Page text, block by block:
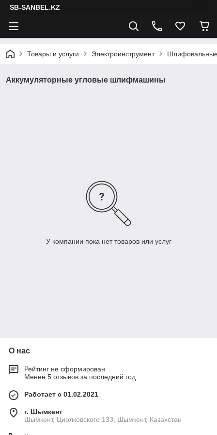
SB-SANBEL.KZ
Товары и услуги Электроинструмент
Аккумуляторные угловые шлифмашины
У компании пока нет товаров или услуг
О нас
Рейтинг не сформирован
Менее 5 отзывов за последний год
Работает с 01.02.2021
г. Шымкент
Шымкент, Циолковского 133, Шымкент, Казахстан